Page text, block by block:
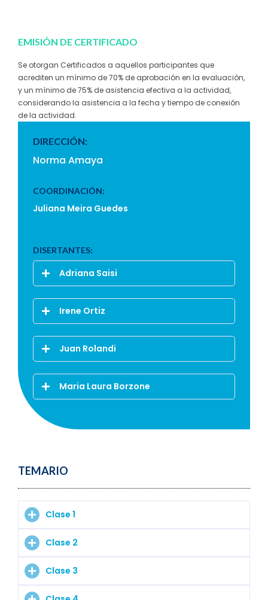
EMISIÓN DE CERTIFICADO
Se otorgan Certificados a aquellos participantes que
acrediten un mínimo de 70% de aprobación en la evaluación,
y un mínimo de 75% de asistencia efectiva a la actividad,
considerando la asistencia a la fecha y tiempo de conexión
de la actividad.
DIRECCIÓN:
Norma Amaya
COORDINACIÓN:
Juliana Meira Guedes
DISERTANTES:
Adriana Saisi
Irene Ortiz
Juan Rolandi
Maria Laura Borzone
TEMARIO
Clase 1
Clase 2
Clase 3